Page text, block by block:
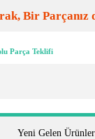
Bir Parçanız
Parça Teklifi
Yeni Gelen Ürünler